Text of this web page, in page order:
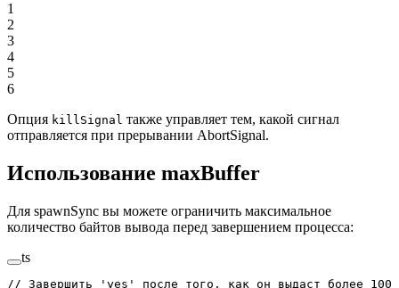
1
2
3
4
5
6
Опция killSignal также управляет тем, какой сигнал
отправляется при прерывании AbortSignal.
Использование maxBuffer
Для spawnSync вы можете ограничить максимальное
количество байтов вывода перед завершением процесса:
ts
// Завершить 'yes' после того, как он выдаст более 100